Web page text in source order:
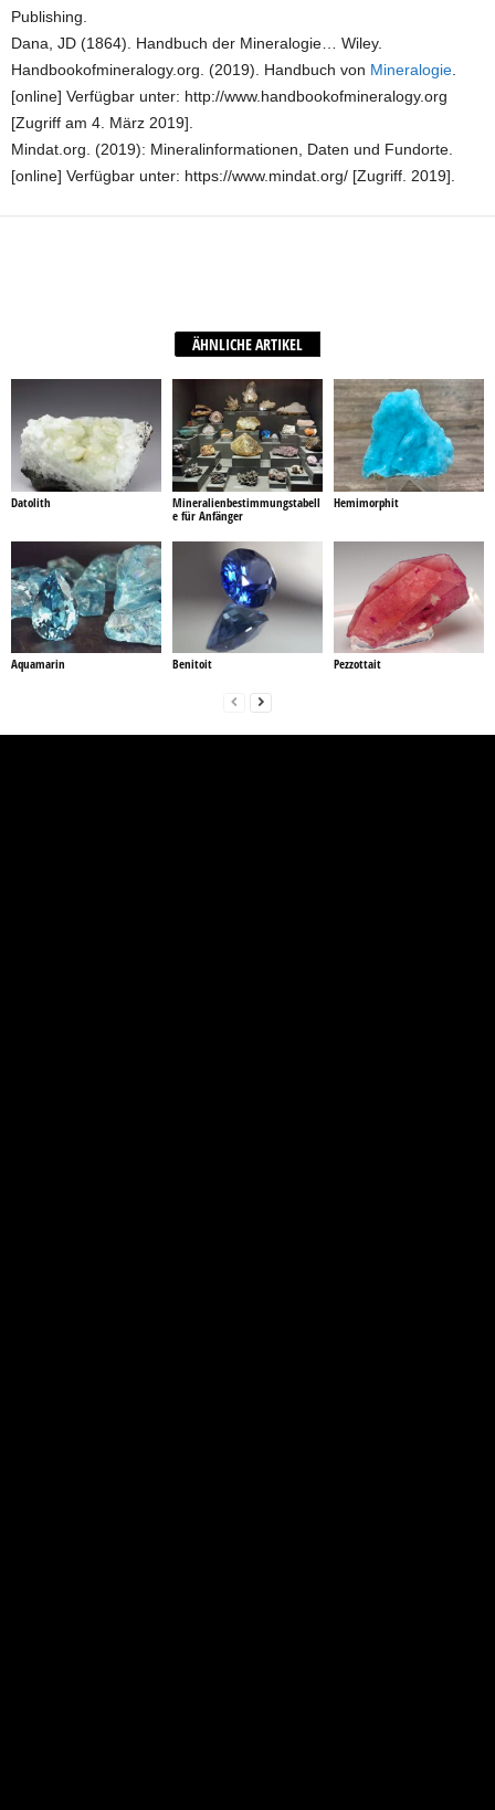
Publishing.
Dana, JD (1864). Handbuch der Mineralogie… Wiley.
Handbookofmineralogy.org. (2019). Handbuch von Mineralogie
[online] Verfügbar unter: http://www.handbookofmineralogy.org
[Zugriff am 4. März 2019].
Mindat.org. (2019): Mineralinformationen, Daten und Fundorte.
[online] Verfügbar unter: https://www.mindat.org/ [Zugriff. 2019].
ÄHNLICHE ARTIKEL
Datolith
Mineralienbestimmungstabell
e für Anfänger
Hemimorphit
Aquamarin Benitoit Pezzottait